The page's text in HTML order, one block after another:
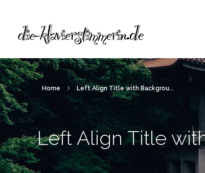
Home Left Align Title with Backgrou...
Left Align Title